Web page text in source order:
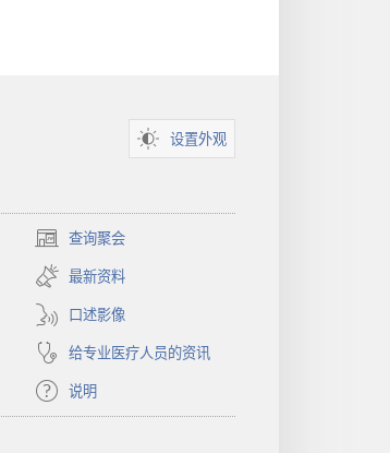
设置外观
查询聚会
（打
开
新
窗
口）
最新资料
口述影像
给专业医疗人员的资讯
说明